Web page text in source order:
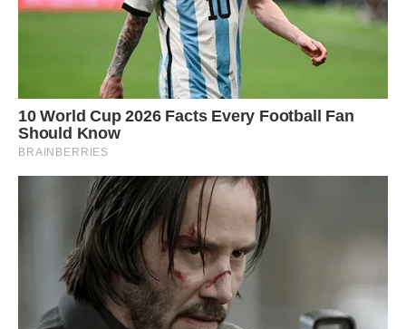
Через два місяці після зустрічі Вероніка зупинила авто
біля старенького паркану занедбаної садиби.
Старезна хата похилилася, на стрісі – мох, навколо –
садок вишнево-яблунево-абрикосовий, зарослий
високими травами…
Вероніка дивилася на все це з розпачем, з думкою: “Ой